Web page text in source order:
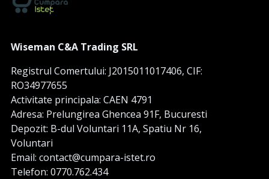
Wiseman C&A Trading SRL
Registrul Comertului: J2015011017406, CIF:
RO34977655
Activitate principala: CAEN 4791
Adresa: Prelungirea Ghencea 91F, Bucuresti
Depozit: B-dul Voluntari 11A, Spatiu Nr 16,
Voluntari
Email: contact@cumpara-istet.ro
Telefon: 0770.762.434